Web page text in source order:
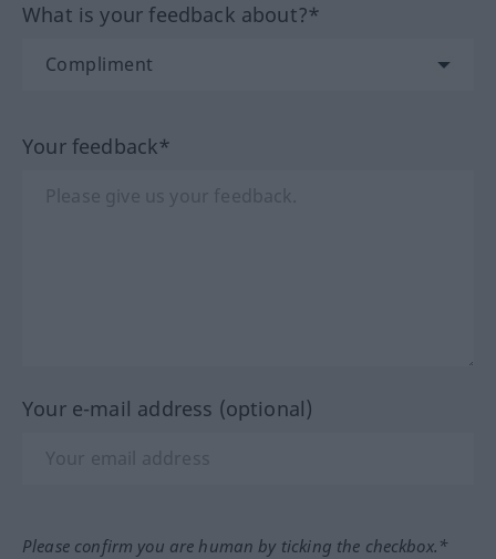
What is your feedback about?*
Your feedback*
Your e-mail address (optional)
Please confirm you are human by ticking the checkbox.*